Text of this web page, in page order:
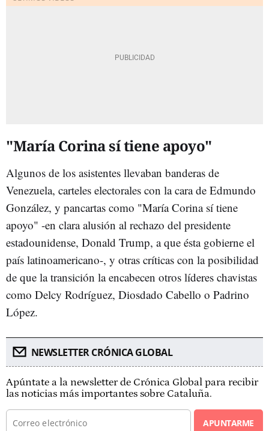
"María Corina sí tiene apoyo"
Algunos de los asistentes llevaban banderas de
Venezuela, carteles electorales con la cara de Edmundo
González, y pancartas como "María Corina sí tiene
apoyo" -en clara alusión al rechazo del presidente
estadounidense, Donald Trump, a que ésta gobierne el
país latinoamericano-, y otras críticas con la posibilidad
de que la transición la encabecen otros líderes chavistas
como Delcy Rodríguez, Diosdado Cabello o Padrino
López.
NEWSLETTER CRÓNICA GLOBAL
Apúntate a la newsletter de Crónica Global para recibir
las noticias más importantes sobre Cataluña.
APUNTARME